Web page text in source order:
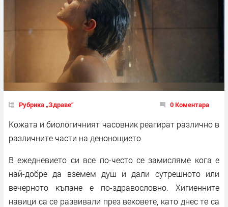
Рубрика „Здраве“ 0 Коментара
Кожата и биологичният часовник реагират различно в
различните части на денонощието
В ежедневието си все по-често се замисляме кога е
най-добре да вземем душ и дали сутрешното или
вечерното къпане е по-здравословно. Хигиенните
навици са се развивали през вековете, като днес те са